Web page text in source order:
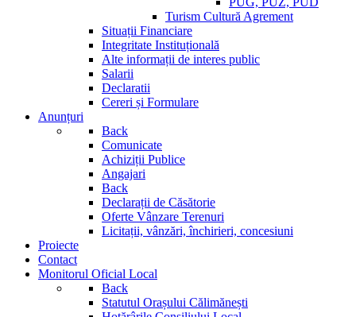
Turism Cultură Agrement
Situații Financiare
Integritate Instituțională
Alte informații de interes public
Salarii
Declaratii
Cereri și Formulare
Anunțuri
Back
Comunicate
Achiziții Publice
Angajari
Back
Declarații de Căsătorie
Oferte Vânzare Terenuri
Licitații, vânzări, închirieri, concesiuni
Proiecte
Contact
Monitorul Oficial Local
Back
Statutul Orașului Călimănești